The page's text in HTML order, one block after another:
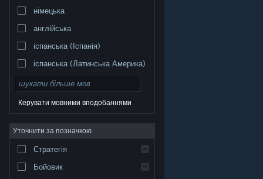
© Valve Corporation. Усі права захищено. Усі
Юридична інформація
підписника Steam
cookie
німецька
англійська
іспанська (Іспанія)
іспанська (Латинська Америка)
Керувати мовними вподобаннями
Уточнити за позначкою
Стратегія
Бойовик